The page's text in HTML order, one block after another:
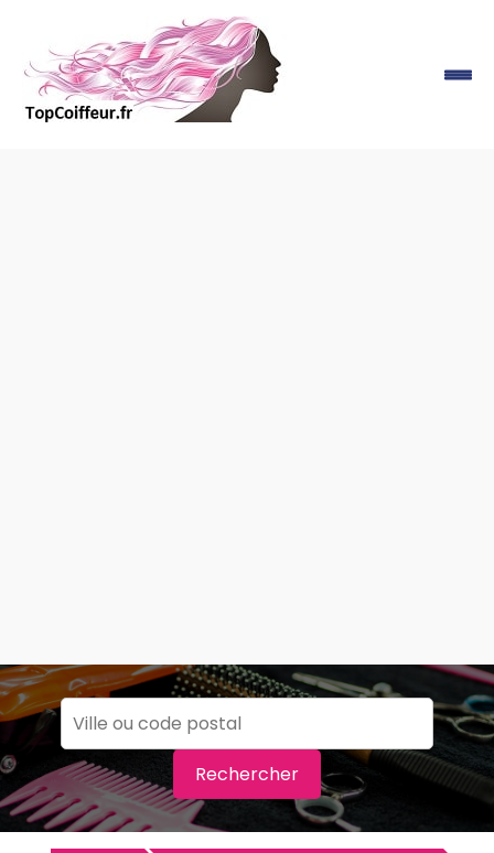
Rechercher